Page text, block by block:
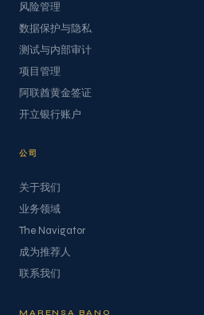
风险管理
数据保护与隐私
测试与内部审计
项目管理
阿联酋黄金签证
开立银行账户
MARENSA BANQ
公司
关于我们
业务领域
The Navigator
成为推荐人
联系我们